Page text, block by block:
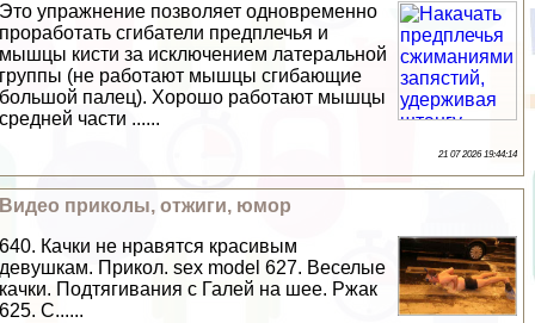
Это упражнение позволяет одновременно
проработать сгибатели предплечья и
мышцы кисти за исключением латеральной
группы (не работают мышцы сгибающие
большой палец). Хорошо работают мышцы
средней части ......
21 07 2026 19:44:14
Видео приколы, отжиги, юмор
640. Качки не нравятся красивым
дeвyшкам. Прикол. sех model 627. Веселые
качки. Подтягивания с Галей на шее. Ржак
625. С......